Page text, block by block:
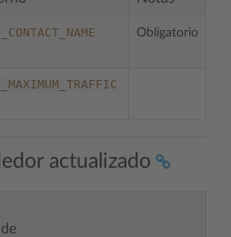
Obligatorio
actualizado